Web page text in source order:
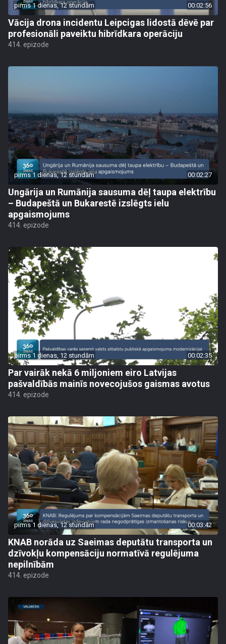
pirms 1 dienas, 12 stundām 00:02:56
Vācija drona incidentu Leipcigas lidostā dēvē par
profesionāli paveiktu hibrīdkara operāciju
414. epizode
pirms 1 dienas, 12 stundām 00:02:27
Ungārija un Rumānija sausuma dēļ taupa elektrību
– Budapeštā un Bukarestē izslēgts ielu
apgaismojums
414. epizode
pirms 1 dienas, 12 stundām 00:02:35
Par vairāk nekā 6 miljoniem eiro Latvijas
pašvaldībās mainīs novecojušos gaismas avotus
414. epizode
pirms 1 dienas, 12 stundām 00:03:42
KNAB norāda uz Saeimas deputātu transporta un
dzīvokļu kompensāciju normatīvā regulējuma
nepilnībām
414. epizode